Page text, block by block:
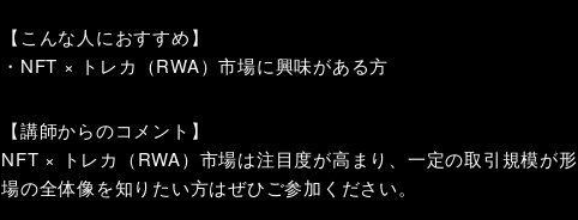
【こんな人におすすめ】
・NFT × トレカ（RWA）市場に興味がある方
【講師からのコメント】
NFT × トレカ（RWA）市場は注目度が高まり、一定の取引規模が
場の全体像を知りたい方はぜひご参加ください。